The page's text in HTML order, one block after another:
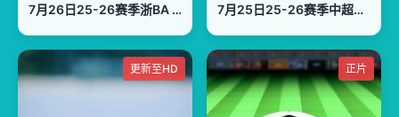
7月26日25-26赛季浙BA 南浔70VS99长兴 7月25日25-26赛季中超联赛 武汉三镇VS重庆铜梁龙
更新至HD 正片